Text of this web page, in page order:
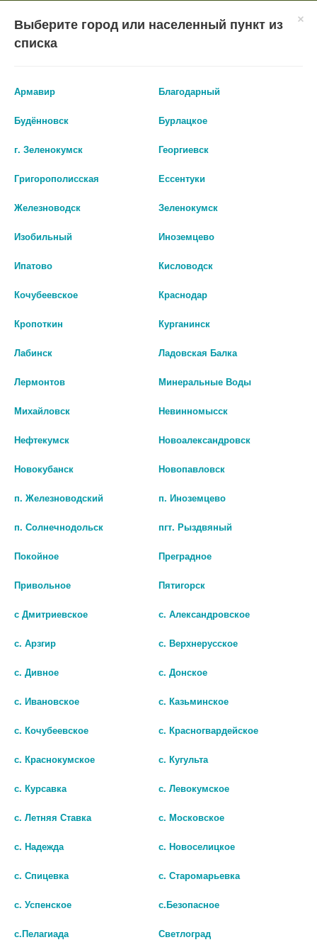
ГЛАВНАЯ КАТАЛОГ ЛЕКАРСТВА И БАДЫ
Нифедипин
© Городская аптека - Маркетплейс. Все права защищены
Городская Аптека Маркетплейс
- In Google Play
VIEW
Выберите город или населенный пункт из
списка
Армавир Благодарный
Будённовск Бурлацкое
г. Зеленокумск Георгиевск
Григорополисская Ессентуки
Железноводск Зеленокумск
Изобильный Иноземцево
Ипатово Кисловодск
Кочубеевское Краснодар
Кропоткин Курганинск
Лабинск Ладовская Балка
Лермонтов Минеральные Воды
Михайловск Невинномысск
Нефтекумск Новоалександровск
Новокубанск Новопавловск
п. Железноводский п. Иноземцево
п. Солнечнодольск пгт. Рыздвяный
Покойное Преградное
Привольное Пятигорск
с Дмитриевское с. Александровское
с. Арзгир с. Верхнерусское
с. Дивное с. Донское
с. Ивановское с. Казьминское
с. Кочубеевское с. Красногвардейское
с. Краснокумское с. Кугульта
с. Курсавка с. Левокумское
с. Летняя Ставка с. Московское
с. Надежда с. Новоселицкое
с. Спицевка с. Старомарьевка
с. Успенское с.Безопасное
с.Пелагиада Светлоград
Городская Аптека